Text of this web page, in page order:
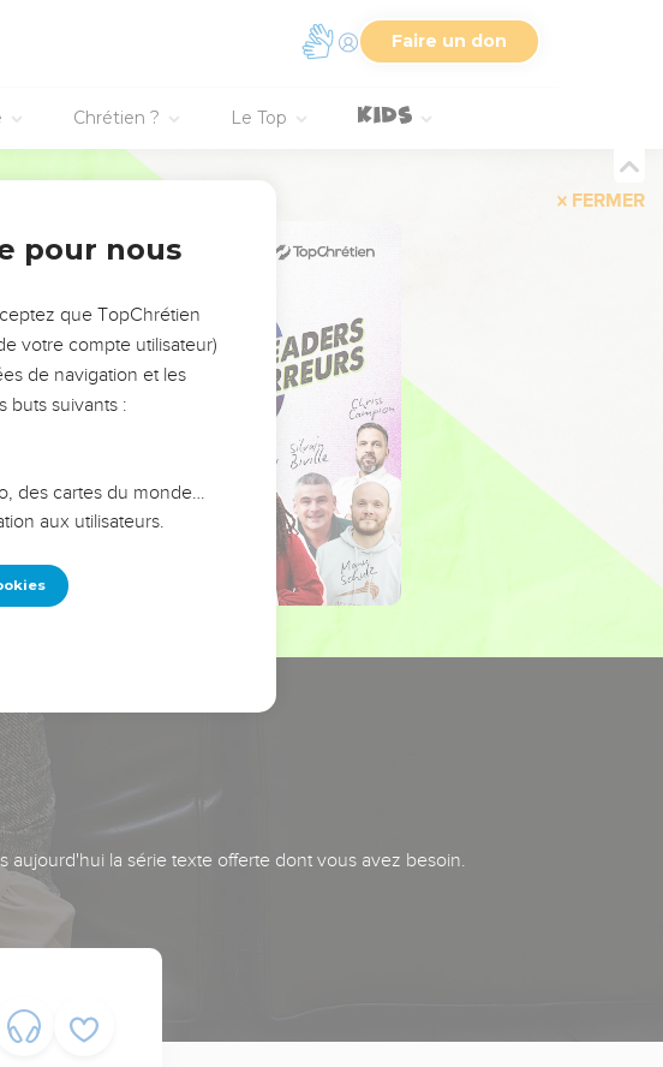
Faire un don
Chrétien ? Le Top
FERMER
la série texte offerte dont vous avez besoin.
pour nous
que TopChrétien
votre compte utilisateur)
de navigation et les
buts suivants :
des cartes du monde…
aux utilisateurs.